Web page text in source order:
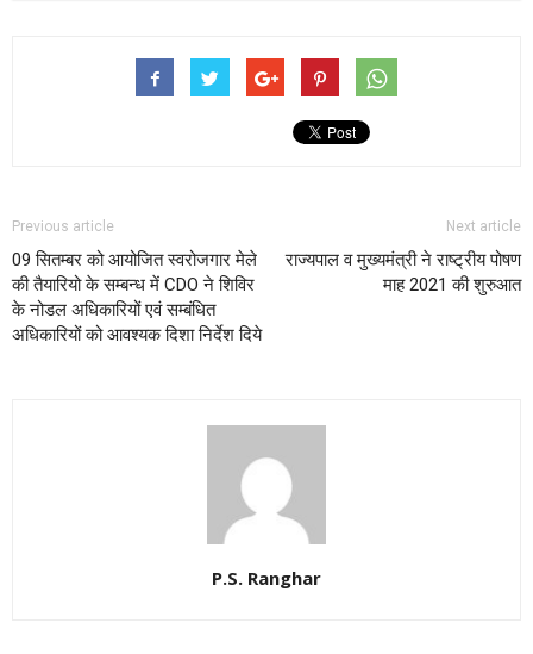
Previous article
09 सितम्बर को आयोजित स्वरोजगार मेले
की तैयारियो के सम्बन्ध में CDO ने शिविर
के नोडल अधिकारियों एवं सम्बंधित
अधिकारियों को आवश्यक दिशा निर्देश दिये
Next article
राज्यपाल व मुख्यमंत्री ने राष्ट्रीय पोषण
माह 2021 की शुरुआत
P.S. Ranghar